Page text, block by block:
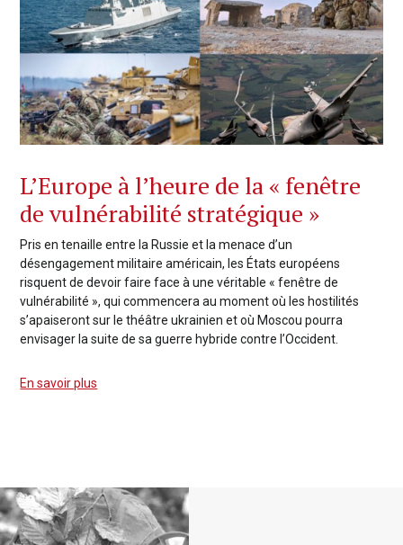
L’Europe à l’heure de la « fenêtre
de vulnérabilité stratégique »
Pris en tenaille entre la Russie et la menace d’un
désengagement militaire américain, les États européens
risquent de devoir faire face à une véritable « fenêtre de
vulnérabilité », qui commencera au moment où les hostilités
s’apaiseront sur le théâtre ukrainien et où Moscou pourra
envisager la suite de sa guerre hybride contre l’Occident.
En savoir plus